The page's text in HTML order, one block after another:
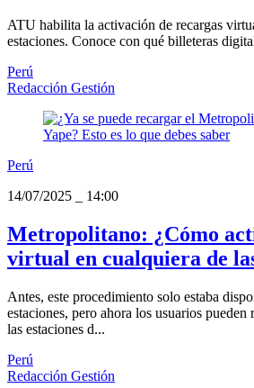
ATU habilita la activación de recargas
estaciones. Conoce con qué billeteras
Perú
Redacción Gestión
Perú
14/07/2025
14:00
Metropolitano: ¿Cómo
virtual en cualquiera de
Antes, este procedimiento solo estaba
estaciones, pero ahora los usuarios pueden
las estaciones d...
Perú
Redacción Gestión